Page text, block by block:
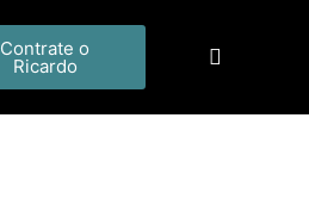
Contrate o
Ricardo